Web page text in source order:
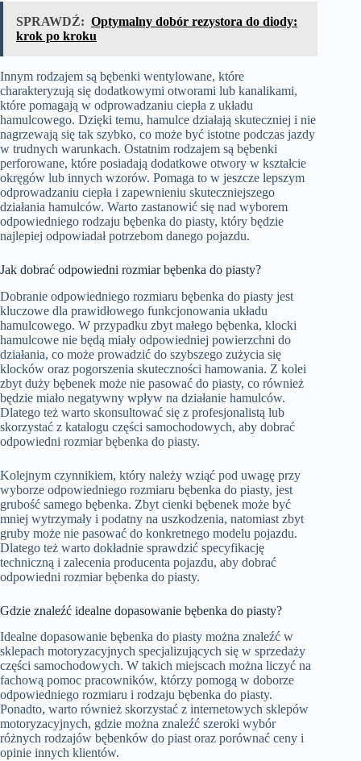
SPRAWDŹ: Optymalny dobór rezystora do diody:
krok po kroku
Innym rodzajem są bębenki wentylowane, które
charakteryzują się dodatkowymi otworami lub kanalikami,
które pomagają w odprowadzaniu ciepła z układu
hamulcowego. Dzięki temu, hamulce działają skuteczniej i nie
nagrzewają się tak szybko, co może być istotne podczas jazdy
w trudnych warunkach. Ostatnim rodzajem są bębenki
perforowane, które posiadają dodatkowe otwory w kształcie
okręgów lub innych wzorów. Pomaga to w jeszcze lepszym
odprowadzaniu ciepła i zapewnieniu skuteczniejszego
działania hamulców. Warto zastanowić się nad wyborem
odpowiedniego rodzaju bębenka do piasty, który będzie
najlepiej odpowiadał potrzebom danego pojazdu.
Jak dobrać odpowiedni rozmiar bębenka do piasty?
Dobranie odpowiedniego rozmiaru bębenka do piasty jest
kluczowe dla prawidłowego funkcjonowania układu
hamulcowego. W przypadku zbyt małego bębenka, klocki
hamulcowe nie będą miały odpowiedniej powierzchni do
działania, co może prowadzić do szybszego zużycia się
klocków oraz pogorszenia skuteczności hamowania. Z kolei
zbyt duży bębenek może nie pasować do piasty, co również
będzie miało negatywny wpływ na działanie hamulców.
Dlatego też warto skonsultować się z profesjonalistą lub
skorzystać z katalogu części samochodowych, aby dobrać
odpowiedni rozmiar bębenka do piasty.
Kolejnym czynnikiem, który należy wziąć pod uwagę przy
wyborze odpowiedniego rozmiaru bębenka do piasty, jest
grubość samego bębenka. Zbyt cienki bębenek może być
mniej wytrzymały i podatny na uszkodzenia, natomiast zbyt
gruby może nie pasować do konkretnego modelu pojazdu.
Dlatego też warto dokładnie sprawdzić specyfikację
techniczną i zalecenia producenta pojazdu, aby dobrać
odpowiedni rozmiar bębenka do piasty.
Gdzie znaleźć idealne dopasowanie bębenka do piasty?
Idealne dopasowanie bębenka do piasty można znaleźć w
sklepach motoryzacyjnych specjalizujących się w sprzedaży
części samochodowych. W takich miejscach można liczyć na
fachową pomoc pracowników, którzy pomogą w doborze
odpowiedniego rozmiaru i rodzaju bębenka do piasty.
Ponadto, warto również skorzystać z internetowych sklepów
motoryzacyjnych, gdzie można znaleźć szeroki wybór
różnych rodzajów bębenków do piast oraz porównać ceny i
opinie innych klientów.